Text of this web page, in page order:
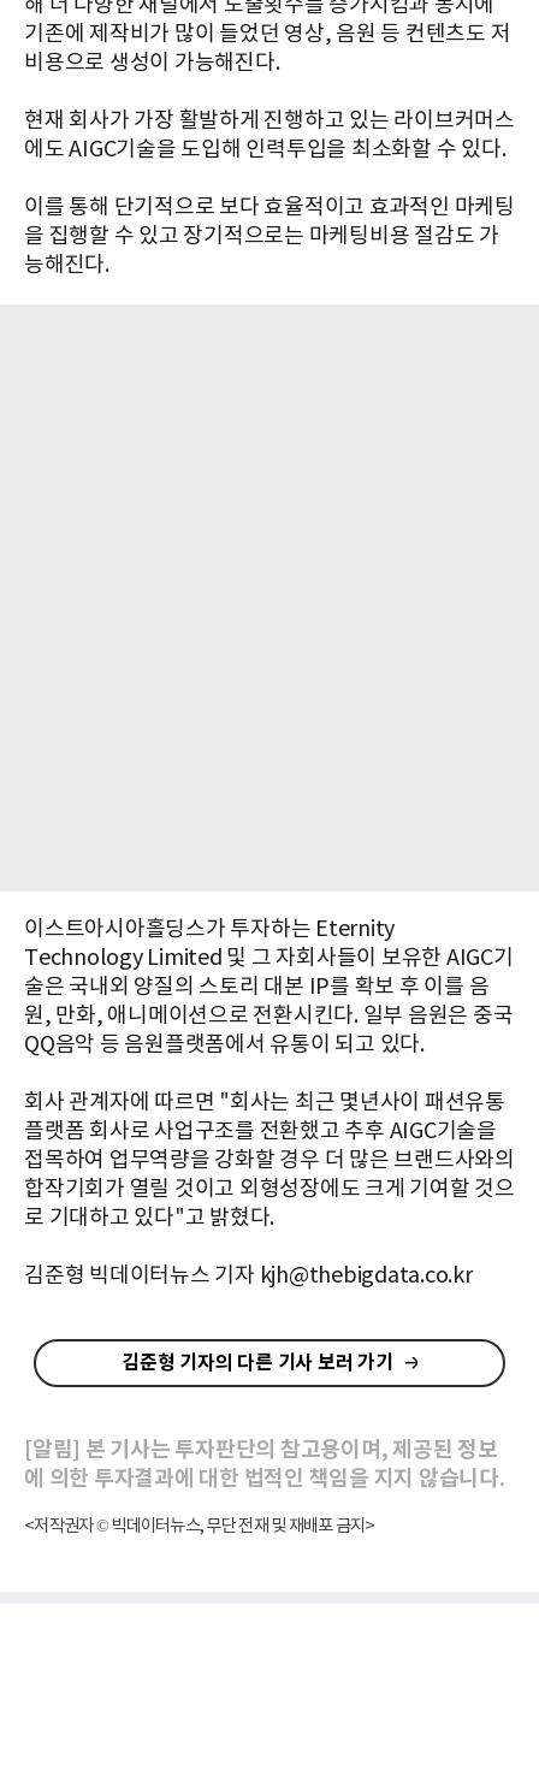
해 더 다양한 채널에서 노출횟수를 증가시킴과 동시에
기존에 제작비가 많이 들었던 영상, 음원 등 컨텐츠도 저
비용으로 생성이 가능해진다.
현재 회사가 가장 활발하게 진행하고 있는 라이브커머스
에도 AIGC기술을 도입해 인력투입을 최소화할 수 있다.
이를 통해 단기적으로 보다 효율적이고 효과적인 마케팅
을 집행할 수 있고 장기적으로는 마케팅비용 절감도 가
능해진다.
이스트아시아홀딩스가 투자하는 Eternity
Technology Limited 및 그 자회사들이 보유한 AIGC기
술은 국내외 양질의 스토리 대본 IP를 확보 후 이를 음
원, 만화, 애니메이션으로 전환시킨다. 일부 음원은 중국
QQ음악 등 음원플랫폼에서 유통이 되고 있다.
회사 관계자에 따르면 "회사는 최근 몇년사이 패션유통
플랫폼 회사로 사업구조를 전환했고 추후 AIGC기술을
접목하여 업무역량을 강화할 경우 더 많은 브랜드사와의
합작기회가 열릴 것이고 외형성장에도 크게 기여할 것으
로 기대하고 있다"고 밝혔다.
김준형 빅데이터뉴스 기자 kjh@thebigdata.co.kr
김준형 기자의 다른 기사 보러 가기
[알림] 본 기사는 투자판단의 참고용이며, 제공된 정보
에 의한 투자결과에 대한 법적인 책임을 지지 않습니다.
<저작권자 © 빅데이터뉴스, 무단 전재 및 재배포 금지>